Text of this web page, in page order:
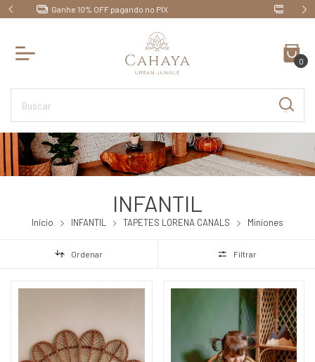
Até 10x sem juros no cartão de crédito
0
INFANTIL
Início INFANTIL TAPETES LORENA CANALS Miniones
Ordenar Filtrar